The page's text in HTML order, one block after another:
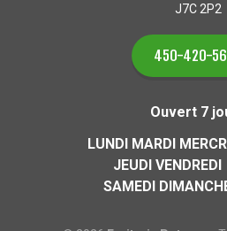
J7C 2P2
450-420-
Ouvert 7
LUNDI MARDI
JEUDI VENDREDI
SAMEDI